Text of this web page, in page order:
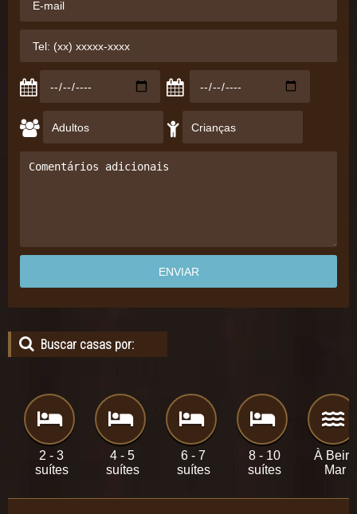
Buscar casas por:
2 - 3
suítes
4 - 5
suítes
6 - 7
suítes
8 - 10
suítes
À Beira
Mar